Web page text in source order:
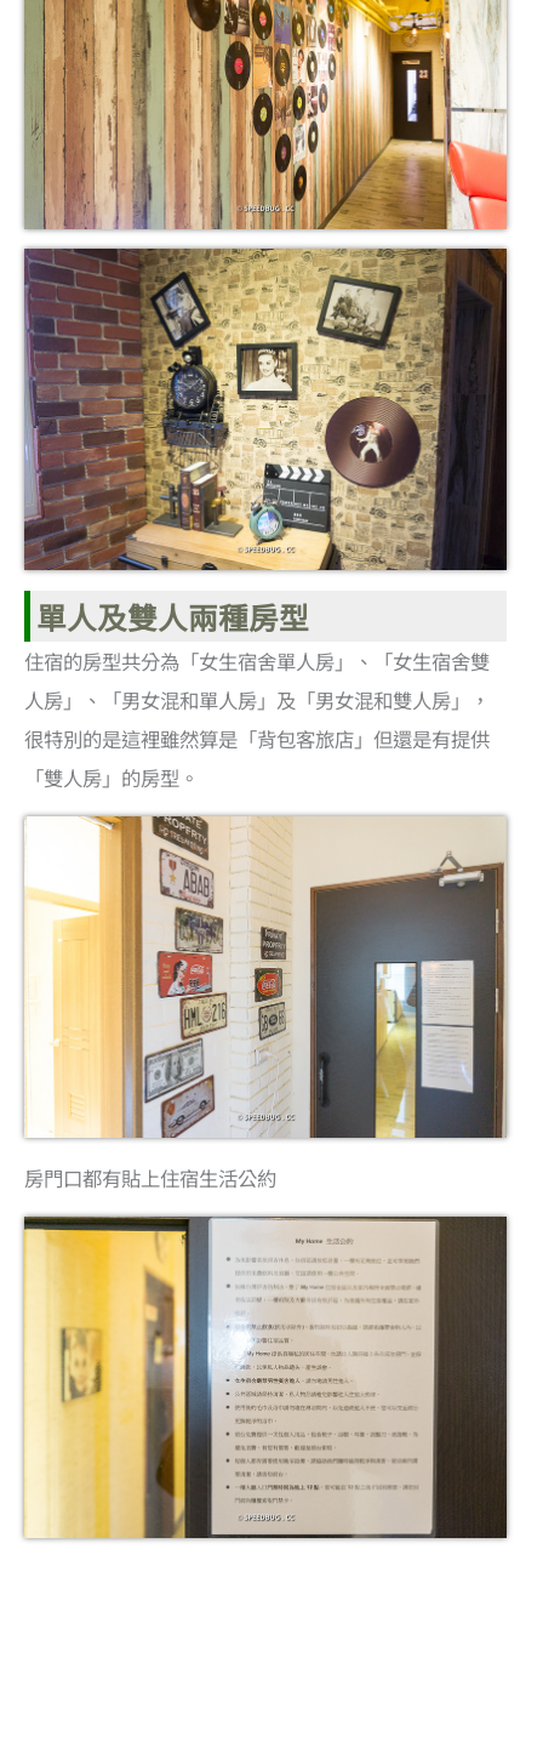
單人及雙人兩種房型
住宿的房型共分為「女生宿舍單人房」、「女生宿舍雙
人房」、「男女混和單人房」及「男女混和雙人房」，
很特別的是這裡雖然算是「背包客旅店」但還是有提供
「雙人房」的房型。
房門口都有貼上住宿生活公約